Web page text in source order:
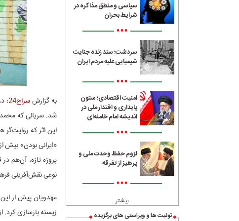
سیاسی و منطق مذاکره در
شرایط بحران
•••
سردشت؛ سند زنده جنایت
شیمیایی علیه مردم ایران
•••
امنیت اقتصادی؛ ستون
پایداری و اقتدار ملی در
اندیشه امام خامنه‌ای
•••
لزوم حفظ وحدت ملی و
پرهیز از تفرقه
•••
بیشتر
توئیت ها و ویراستی های برگزیده
به گزارشسراج24
؛
شد. سریالی که
این اثر که
«ایرانی بودن» بیش
پروژه‌ تازه، آن‌هم
نوعی نقش‌آفرینی
مهدویان پیش از
زیسته بازسازی کرد.